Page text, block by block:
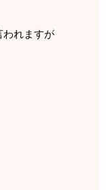
われますが